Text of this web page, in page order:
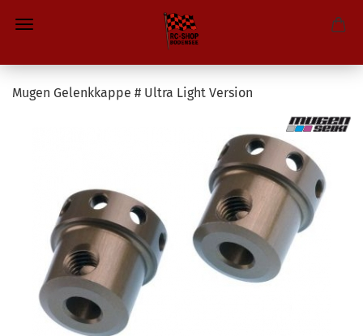
Mugen Gelenkkappe # Ultra Light Version